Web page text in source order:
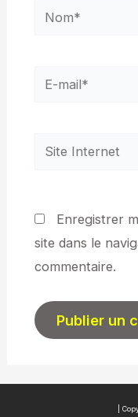
Nom*
E-
Site
Enregistrer
site dans le
commentaire.
|